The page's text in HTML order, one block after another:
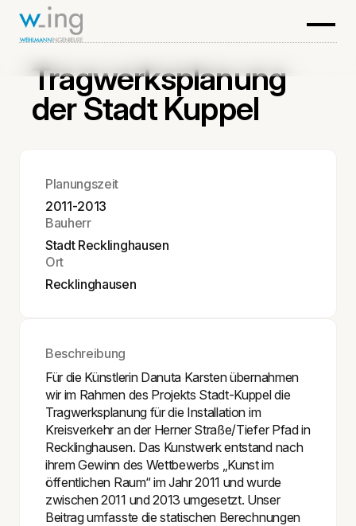
Tragwerksplanung
der Stadt Kuppel
Planungszeit
2011-2013
Bauherr
Stadt Recklinghausen
Ort
Recklinghausen
Beschreibung
Für die Künstlerin Danuta Karsten übernahmen
wir im Rahmen des Projekts Stadt-Kuppeldie
Tragwerksplanung für die Installation im
Kreisverkehr an der Herner Straße/Tiefer Pfad in
Recklinghausen. Das Kunstwerk entstand nach
ihrem Gewinn des Wettbewerbs „Kunst im
öffentlichen Raum“ im Jahr 2011 und wurde
zwischen 2011 und 2013 umgesetzt. Unser
Beitrag umfasste die statischen Berechnungen